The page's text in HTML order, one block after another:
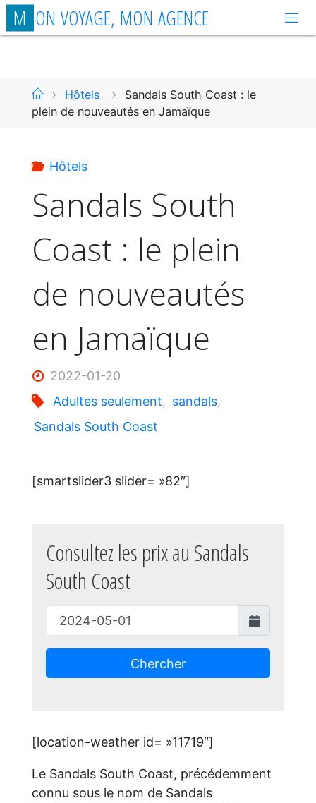
Aller
auM ON VOYAGE, MON AGENCE
AccueilHôtels
Sandals South Coast : le
plein de nouveautés en Jamaïque
Hôtels
Sandals South
Coast : le plein
de nouveautés
en Jamaïque
2022-01-20
Adultes seulement, sandals,
Sandals South Coast
[smartslider3 slider= »82″]
Consultez les prix au Sandals
South Coast
Chercher
[location-weather id= »11719″]
Le Sandals South Coast, précédemment
connu sous le nom de Sandals